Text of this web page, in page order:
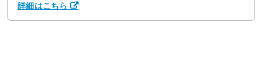
詳細はこちら